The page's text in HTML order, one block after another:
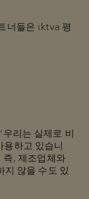
너들은 iktva 평
리는 실제로 비
하고 있습니
즉, 제조업체와
지 않을 수도 있